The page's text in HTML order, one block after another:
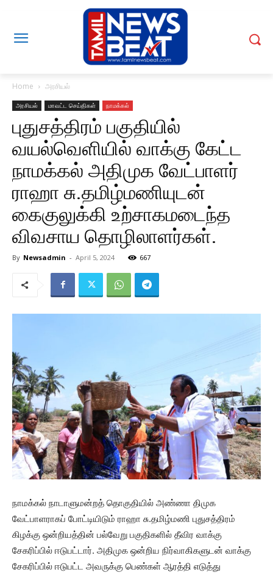
Home அரசியல்
அரசியல் மாவட்ட செய்திகள் நாமக்கல்
புதுசத்திரம் பகுதியில்
வயல்வெளியில் வாக்கு கேட்ட
நாமக்கல் அதிமுக வேட்பாளர்
ராஹா சு.தமிழ்மணியுடன்
கைகுலுக்கி உற்சாகமடைந்த
விவசாய தொழிலாளர்கள்.
By Newsadmin - April 5, 2024 667
நாமக்கல் நாடாளுமன்றத் தொகுதியில் அண்ணா திமுக
வேட்பாளராகப் போட்டியிடும் ராஹா சு.தமிழ்மணி புதுசத்திரம்
கிழக்கு ஒன்றியத்தின் பல்வேறு பகுதிகளில் தீவிர வாக்கு
சேகரிப்பில் ஈடுபட்டார். அதிமுக ஒன்றிய நிர்வாகிகளுடன் வாக்கு
சேகரிப்பில் ஈடுபட்ட அவருக்கு பெண்கள் ஆரத்தி எடுத்து